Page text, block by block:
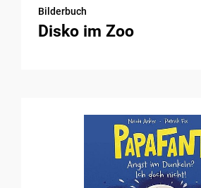
Bilderbuch
Disko im Zoo